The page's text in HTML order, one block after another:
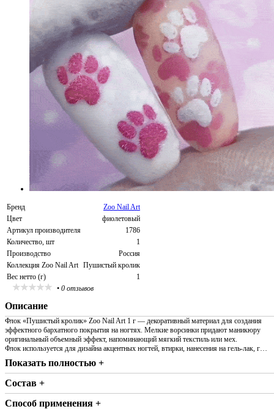
Бренд
Zoo Nail Art
Цвет
фиолетовый
Артикул производителя
1786
Количество, шт
1
Производство
Россия
Коллекция Zoo Nail Art Пушистый кролик
Вес нетто (г)
1
• 0 отзывов
Описание
Флок «Пушистый кролик» Zoo Nail Art 1 г — декоративный материал для создания
эффектного бархатного покрытия на ногтях. Мелкие ворсинки придают маникюру
оригинальный объемный эффект, напоминающий мягкий текстиль или мех.
Флок используется для дизайна акцентных ногтей, втирки, нанесения на гель-лак, г…
Показать полностью +
Состав +
Способ применения +